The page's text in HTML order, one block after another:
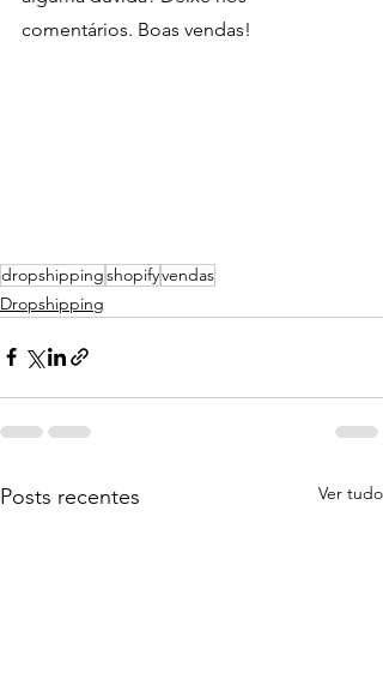
comentários. Boas vendas!
dropshippingshopifyvendas
Dropshipping
Posts recentes Ver tudo